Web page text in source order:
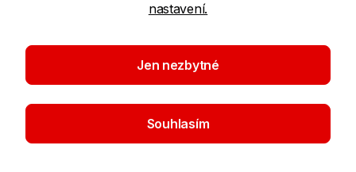
Prohlášení o přístupnosti
Ochrana osobních údajů
©2026 Komerční banka
nastavení.
Jen nezbytné
Souhlasím